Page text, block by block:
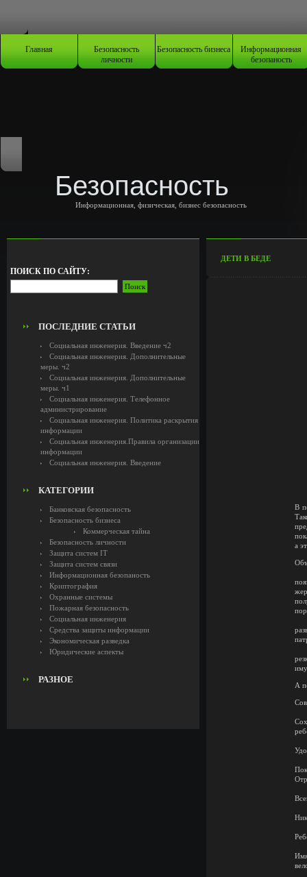
Главная Безопасность
личности
Безопасность бизнеса Информационная
безопаность
Безопасность
Информационная, физическая, бизнес безопасность
ПОИСК ПО САЙТУ:
ПОСЛЕДНИЕ СТАТЬИ
Социальная инженерия. Введение ч2
Социальная инженерия. Дополнительные
меры. ч2
Социальная инженерия. Дополнительные
меры. ч1
Социальная инженерия. Телефонное
администрирование
Социальная инженерия. Политика раскрытия
информации
Социальная инженерия.Правила организации
информации
Социальная инженерия. Введение
КАТЕГОРИИ
Банковская безопасность
Безопасность бизнеса
Коммерческая тайна
Безопасность личности
Защита систем IT
Защита систем связи
Информационная безопаность
Криптография
Охранные системы
Пожарная безопасность
Социальная инженерия
Средства защиты информации
Экономическая разведка
Юридические аспекты
РАЗНОЕ
ДЕТИ В БЕДЕ
В
а
А